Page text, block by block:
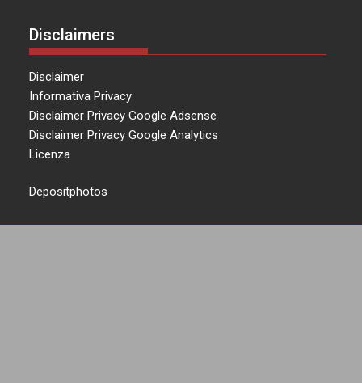
Disclaimers
Disclaimer
Informativa Privacy
Disclaimer Privacy Google Adsense
Disclaimer Privacy Google Analytics
Licenza
Depositphotos